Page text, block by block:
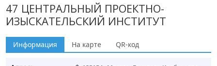
47 ЦЕНТРАЛЬНЫЙ ПРОЕКТНО-
ИЗЫСКАТЕЛЬСКИЙ ИНСТИТУТ
Информация На карте QR-код